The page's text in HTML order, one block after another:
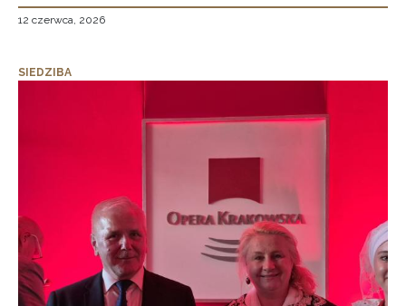
12 czerwca, 2026
SIEDZIBA